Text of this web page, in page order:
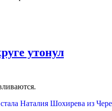
утонул